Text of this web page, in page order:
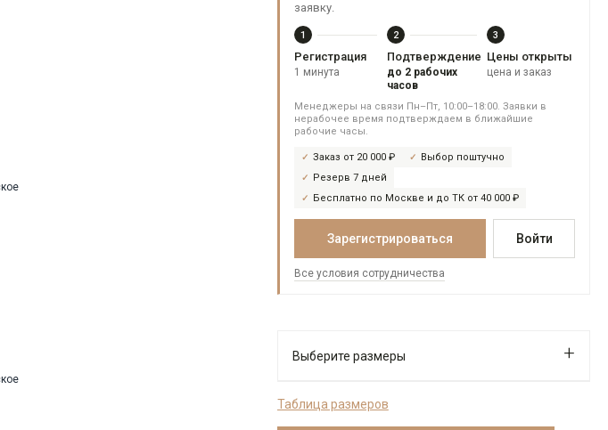
заявку.
1
Регистрация
1 минута
2
Подтверждение
до 2 рабочих
часов
3
Цены открыты
цена и заказ
Менеджеры на связи Пн–Пт, 10:00–18:00. Заявки в
нерабочее время подтверждаем в ближайшие
рабочие часы.
Заказ от 20 000 ₽
Выбор поштучно
Резерв 7 дней
Бесплатно по Москве и до ТК от 40 000 ₽
Зарегистрироваться Войти
Все условия сотрудничества
Выберите размеры
Таблица размеров